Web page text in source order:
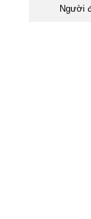
Người